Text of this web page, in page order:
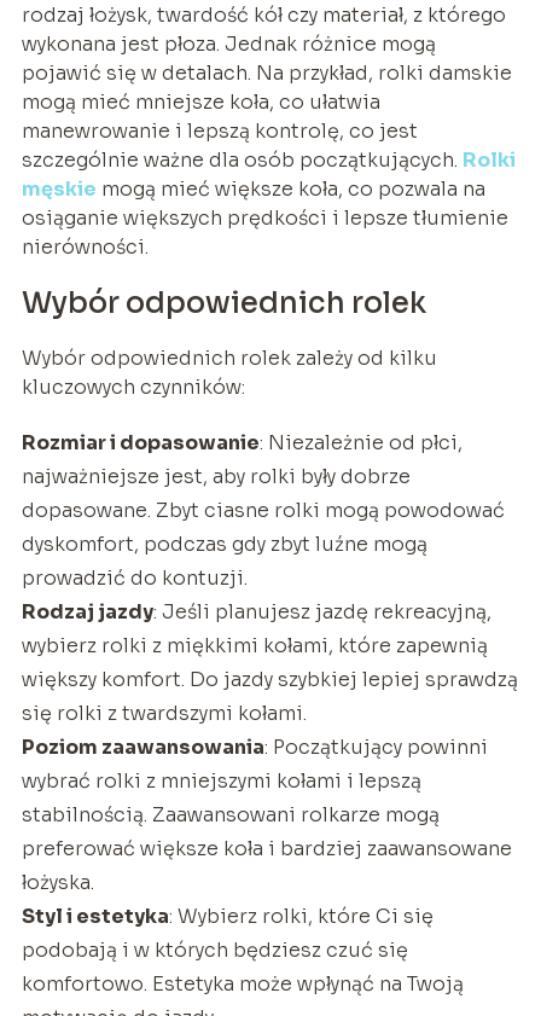
rodzaj łożysk, twardość kół czy materiał, z którego
wykonana jest płoza. Jednak różnice mogą
pojawić się w detalach. Na przykład, rolki damskie
mogą mieć mniejsze koła, co ułatwia
manewrowanie i lepszą kontrolę, co jest
szczególnie ważne dla osób początkujących. Rolki
męskie mogą mieć większe koła, co pozwala na
osiąganie większych prędkości i lepsze tłumienie
nierówności.
Wybór odpowiednich rolek
Wybór odpowiednich rolek zależy od kilku
kluczowych czynników:
Rozmiar i dopasowanie: Niezależnie od płci,
najważniejsze jest, aby rolki były dobrze
dopasowane. Zbyt ciasne rolki mogą powodować
dyskomfort, podczas gdy zbyt luźne mogą
prowadzić do kontuzji.
Rodzaj jazdy: Jeśli planujesz jazdę rekreacyjną,
wybierz rolki z miękkimi kołami, które zapewnią
większy komfort. Do jazdy szybkiej lepiej sprawdzą
się rolki z twardszymi kołami.
Poziom zaawansowania: Początkujący powinni
wybrać rolki z mniejszymi kołami i lepszą
stabilnością. Zaawansowani rolkarze mogą
preferować większe koła i bardziej zaawansowane
łożyska.
Styl i estetyka: Wybierz rolki, które Ci się
podobają i w których będziesz czuć się
komfortowo. Estetyka może wpłynąć na Twoją